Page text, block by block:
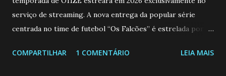
serviço de streaming. A nova entrega da popular série
centrada no time de futebol “Os Falcões” é estrelada por
Brum (Dedé), que voltam a interpretar seus personagens
COMPARTILHAR 1 COMENTÁRIO LEIA MAIS